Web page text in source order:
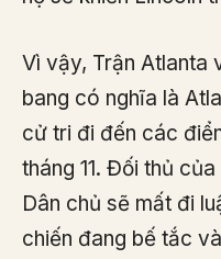
Vì vậy, Trận Atlanta
bang có nghĩa là
cử tri đi đến các
tháng 11. Đối thủ
Dân chủ sẽ mất đi
chiến đang bế tắc